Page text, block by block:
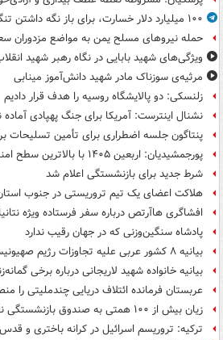
۱۰۰ میلیارد دلار خسارت، برای باز نگه داشتن تنگه‌ای که باز بود!
حمله نیروهای مسلح یمن به مواضع مزدوران
ویژگی‌های شهید بابایی در نگاه رهبر شهید
مرثیه‌ی سوزناک مادر شهید دانش‌آموز مینابی
زلنسکی: دو پالایشگاه روسیه را هدف قرار دادیم
نشنال اینترست: آمریکا برای جنگ پهپادی
پنتاگون جلسه اضطراری برای تأمین تسلیحات
پورجمشیدیان: اربعین ۱۴۰۵ با بالاترین سطح امنیت برگزار شد
شرط جدید برای بازنشستگی اعلام شد
هلاکت اعضای یک تیم تروریستی در جنوب
افشاگری هاآرتص درباره سفر فرستاده ویژه
پادشاه سنگین‌وزنی که در جهان رقیب ندارد
بیانیه ۸ کشور عربی علیه تجاوزات رژیم صهیونیستی در غزه
بیانیه خانواده شهید لاریجانی درباره برخی
عربستان فرمانده ائتلاف دریایی چندملیتی را
زیان بیش از ۱۰۰ همتی به صندوق‌ بازنشستگی نفت
ترکیه: تروریسم اسرائیل در کرانه باختری و قدس